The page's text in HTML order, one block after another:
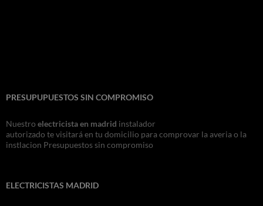
PRESUPUPUESTOS SIN COMPROMISO
Nuestro electricista en madrid instalador
autorizado te visitará en tu domicilio para comprovar la averia o la
instlacion Presupuestos sin compromiso
ELECTRICISTAS MADRID